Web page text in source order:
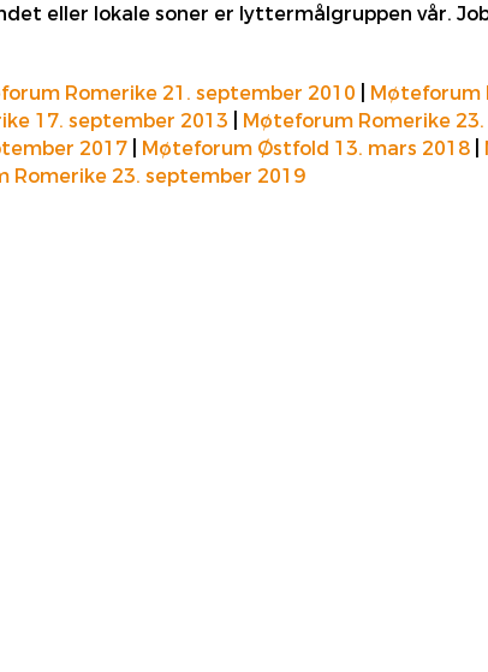
eller lokale soner er lyttermålgruppen vår.
Romerike 21. september 2010 Møteforum
17. september 2013 Møteforum Romerike
2017 Møteforum Østfold 13. mars 2018
Romerike 23. september 2019